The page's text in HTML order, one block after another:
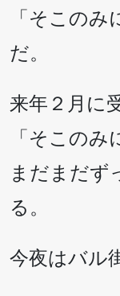
「そこの
だ。
来年２月に
「そこのみ
まだまだず
る。
今夜はバル